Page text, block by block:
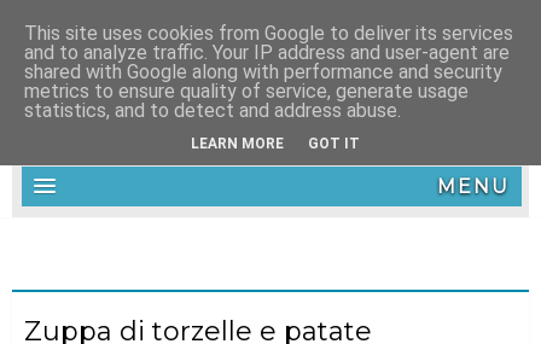
MENU
Zuppa di torzelle e patate
This site uses cookies from Google to deliver its services
and to analyze traffic. Your IP address and user-agent are
shared with Google along with performance and security
metrics to ensure quality of service, generate usage
statistics, and to detect and address abuse.
LEARN MORE GOT IT